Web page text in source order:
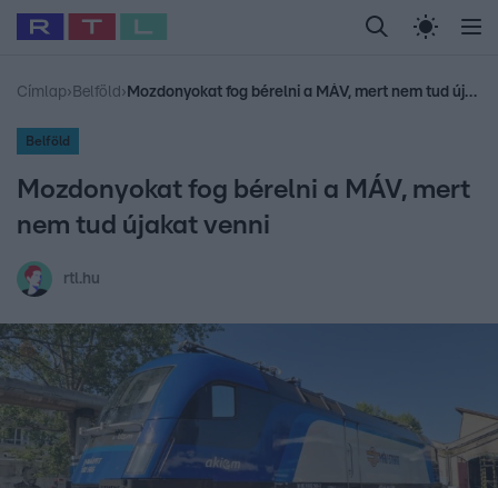
Legfrissebb RTL Híradó Randi Celeb vagyok,
Babits Marcella Most Wanted Gallusz
Címlap› Belföld › Mozdonyokat fog bérelni a MÁV, mert nem tud újakat venni
Belföld
Mozdonyokat fog bérelni a MÁV, mert
nem tud újakat venni
rtl.hu